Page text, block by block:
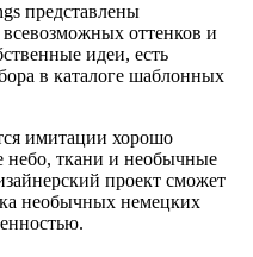
представлены
оттенков и
идеи, есть
в каталоге шаблонных
имитации хорошо
небо, ткани и необычные
проект сможет
необычных немецких